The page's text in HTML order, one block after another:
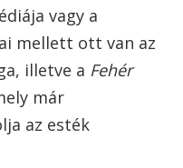
vagy a
mellett ott van az
illetve a Fehér
már
az esték